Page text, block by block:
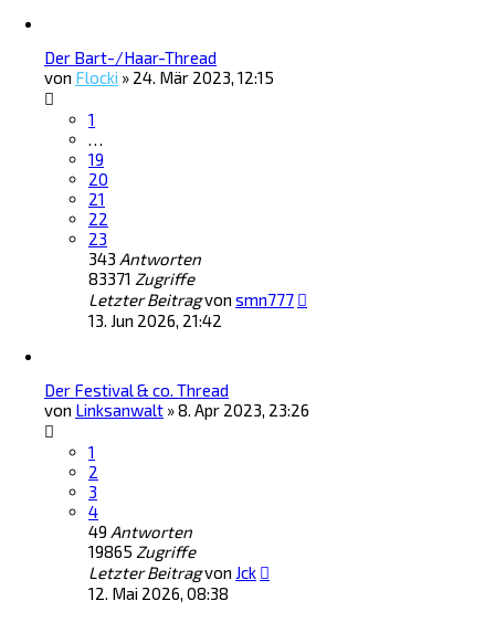
Der Bart-/Haar-Thread
von Flocki » 24. Mär 2023, 12:15
1
…
19
20
21
22
23
343 Antworten
83371 Zugriffe
Letzter Beitragvon smn777
13. Jun 2026, 21:42
Der Festival & co. Thread
von Linksanwalt »8. Apr 2023, 23:26
1
2
3
4
49 Antworten
19865 Zugriffe
Letzter Beitragvon Jck
12. Mai 2026, 08:38